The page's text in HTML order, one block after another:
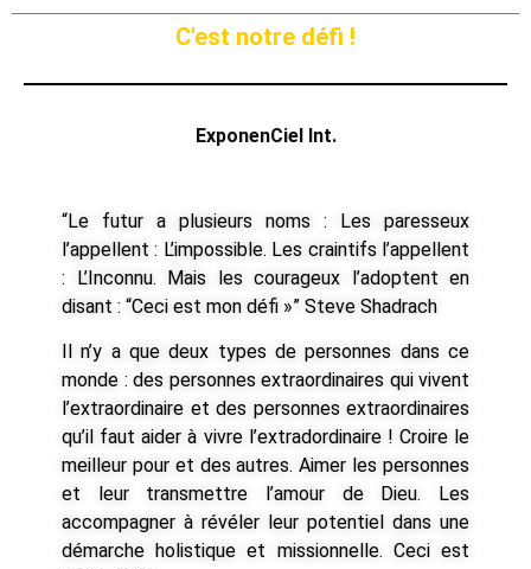
C'est notre défi !
ExponenCiel Int.
“Le futur a plusieurs noms : Les paresseux
l’appellent : L’impossible. Les craintifs l’appellent
: L’Inconnu. Mais les courageux l’adoptent en
disant : “Ceci est mon défi »” Steve Shadrach
Il n’y a que deux types de personnes dans ce
monde : des personnes extraordinaires qui vivent
l’extraordinaire et des personnes extraordinaires
qu’il faut aider à vivre l’extradordinaire ! Croire le
meilleur pour et des autres. Aimer les personnes
et leur transmettre l’amour de Dieu. Les
accompagner à révéler leur potentiel dans une
démarche holistique et missionnelle. Ceci est